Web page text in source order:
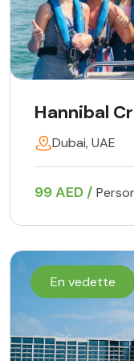
Hannibal
Dubai, UAE
99 AED /
En vedette